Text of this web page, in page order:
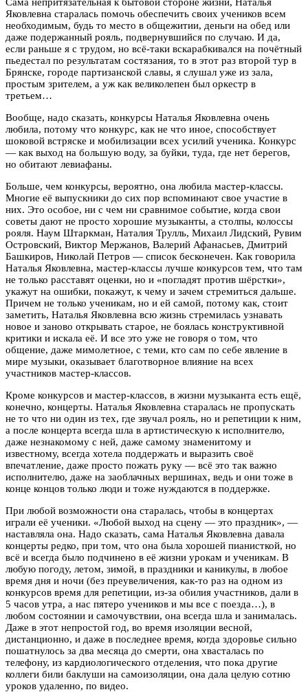
Яковлевна старалась помочь обеспечить своих учеников всем
необходимым, будь то место в общежитии, деньги на обед или
даже подержанный рояль, подвернувшийся по случаю. И да,
если раньше я с трудом, но всё-таки вскарабкивался на почётный
пьедестал по результатам состязания, то в этот раз второй тур в
Брянске, городе партизанской славы, я слушал уже из зала,
простым зрителем, а уж как великолепен был оркестр в
третьем…
Вообще, надо сказать, конкурсы Наталья Яковлевна очень
любила, потому что конкурс, как не что иное, способствует
шоковой встряске и мобилизации всех усилий ученика. Конкурс
— как выход на большую воду, за буйки, туда, где нет берегов,
но обитают левиафаны.
Больше, чем конкурсы, вероятно, она любила мастер-классы.
Многие её выпускники до сих пор вспоминают свое участие в
них. Это особое, ни с чем ни сравнимое событие, когда свои
советы дают не просто хорошие музыканты, а столпы, колоссы
рояля. Наум Штаркман, Наталия Трулль, Михаил Лидский, Рувим
Островский, Виктор Мержанов, Валерий Афанасьев, Дмитрий
Башкиров, Николай Петров — список бесконечен. Как говорила
Наталья Яковлевна, мастер-классы лучше конкурсов тем, что там
не только расставят оценки, но и «погладят против шёрстки»,
укажут на ошибки, покажут, к чему и зачем стремиться дальше.
Причем не только ученикам, но и ей самой, потому как, стоит
заметить, Наталья Яковлевна всю жизнь стремилась узнавать
новое и заново открывать старое, не боялась конструктивной
критики и искала её. И все это уже не говоря о том, что
общение, даже мимолетное, с теми, кто сам по себе явление в
мире музыки, оказывает благотворное влияние на всех
участников мастер-классов.
Кроме конкурсов и мастер-классов, в жизни музыканта есть ещё,
конечно, концерты. Наталья Яковлевна старалась не пропускать
не то что ни один из тех, где звучал рояль, но и репетиции к ним,
а после концерта всегда шла в артистическую к исполнителю,
даже незнакомому с ней, даже самому знаменитому и
известному, всегда хотела поддержать и выразить своё
впечатление, даже просто пожать руку — всё это так важно
исполнителю, даже на заоблачных вершинах, ведь и они тоже в
конце концов только люди и тоже нуждаются в поддержке.
При любой возможности она старалась, чтобы в концертах
играли её ученики. «Любой выход на сцену — это праздник», —
наставляла она. Надо сказать, сама Наталья Яковлевна давала
концерты редко, при том, что она была хорошей пианисткой, но
всё и всегда было подчинено в её жизни урокам и ученикам. В
любую погоду, летом, зимой, в праздники и каникулы, в любое
время дня и ночи (без преувеличения, как-то раз на одном из
конкурсов время для репетиции, из-за обилия участников, дали в
5 часов утра, а нас пятеро учеников и мы все с поезда…), в
любом состоянии и самочувствии, она всегда шла и занималась.
Даже в этот непростой год, во время изоляции весной,
дистанционно, и даже в последнее время, когда здоровье сильно
пошатнулось за два месяца до смерти, она хвасталась по
телефону, из кардиологического отделения, что пока другие
коллеги били баклуши на самоизоляции, она дала целую сотню
уроков удаленно, по видео.